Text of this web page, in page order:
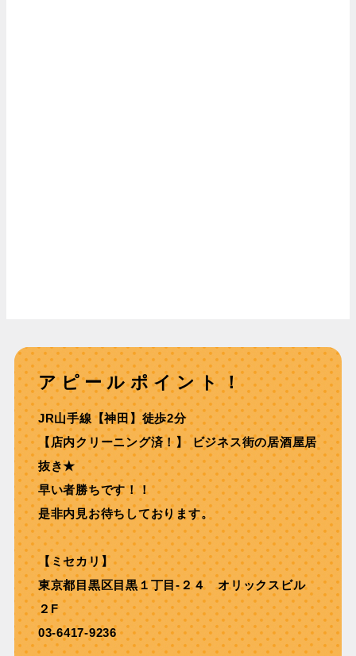
アピールポイント！
JR⼭⼿線【神⽥】徒歩2分
【店内クリーニング済！】 ビジネス街の居酒屋居
抜き★
早い者勝ちです！！
是非内見お待ちしております。
【ミセカリ】
東京都目黒区目黒１丁目-２４ オリックスビル
２F
03-6417-9236